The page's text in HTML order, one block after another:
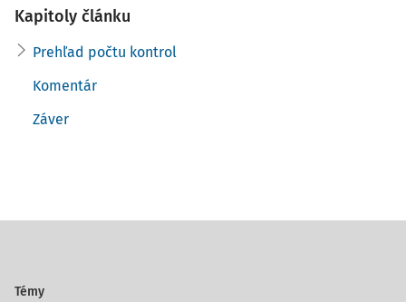
Kapitoly článku
Prehľad počtu kontrol
Komentár
Záver
Témy